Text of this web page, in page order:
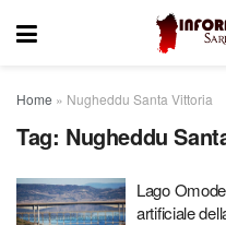
Home » Nugheddu Santa Vittoria
Tag: Nugheddu
Lago
artificiale